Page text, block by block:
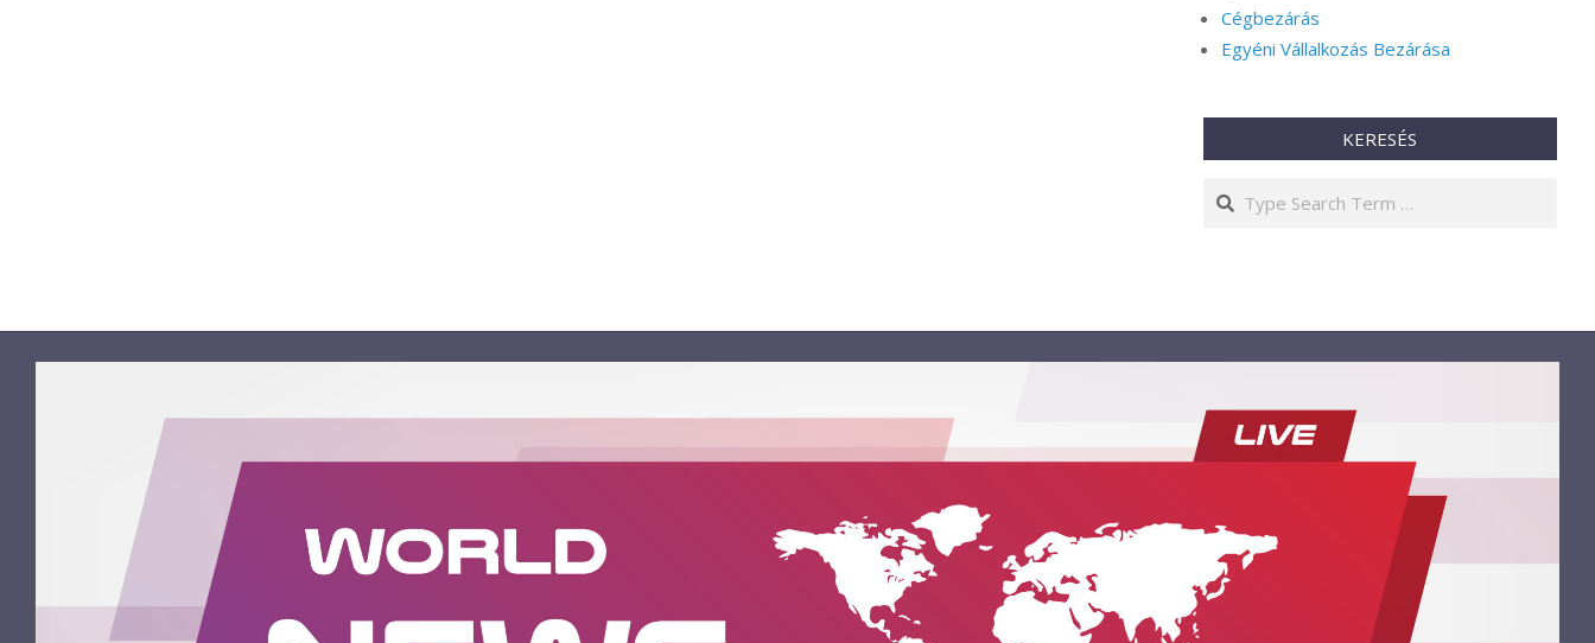
Cégbezárás
Egyéni Vállalkozás Bezárása
KERESÉS
Search